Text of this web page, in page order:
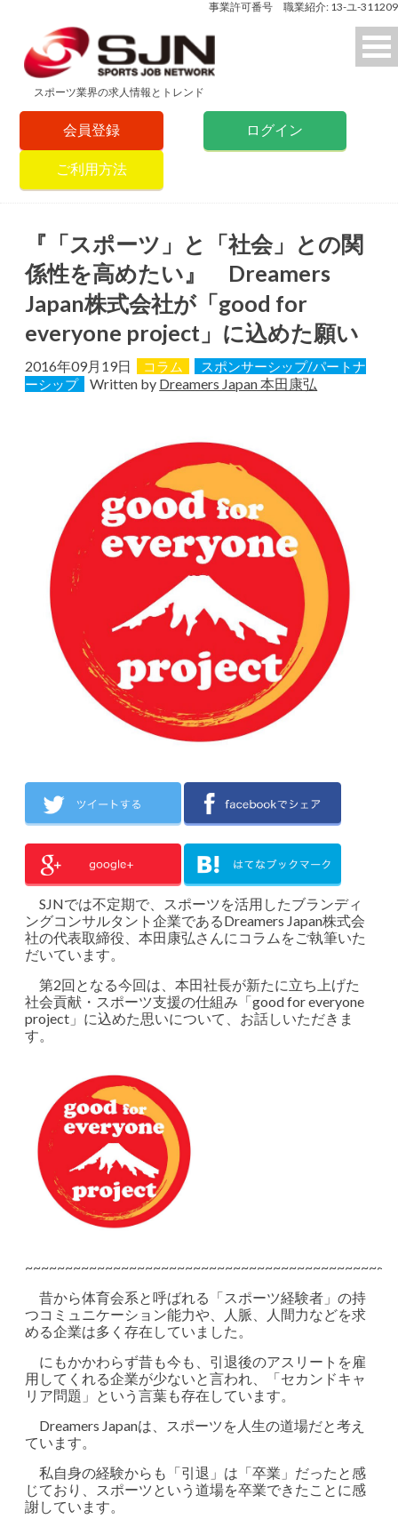
事業許可番号 職業紹介: 13-ユ-311209
スポーツ業界の求人情報とトレンド
会員登録 ログイン
ご利用方法
『「スポーツ」と「社会」との関
係性を高めたい』 Dreamers
Japan株式会社が「good for
everyone project」に込めた願い
2016年09月19日 コラム
スポンサーシップ/パートナ
ーシップ
Written by Dreamers Japan 本田康弘
SJNでは不定期で、スポーツを活用したブランディ
ングコンサルタント企業であるDreamers Japan株式会
社の代表取締役、本田康弘さんにコラムをご執筆いた
だいています。
第2回となる今回は、本田社長が新たに立ち上げた
社会貢献・スポーツ支援の仕組み「good for everyone
project」に込めた思いについて、お話しいただきま
す。
昔から体育会系と呼ばれる「スポーツ経験者」の持
つコミュニケーション能力や、人脈、人間力などを求
める企業は多く存在していました。
にもかかわらず昔も今も、引退後のアスリートを雇
用してくれる企業が少ないと言われ、「セカンドキャ
リア問題」という言葉も存在しています。
Dreamers Japanは、スポーツを人生の道場だと考え
ています。
私自身の経験からも「引退」は「卒業」だったと感
じており、スポーツという道場を卒業できたことに感
謝しています。